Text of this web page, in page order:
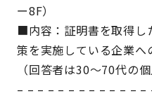
ー8F）
■内容：証明書を取得し
策を実施している企業
（回答者は30～70代の
– – – – – – – – – – – – –